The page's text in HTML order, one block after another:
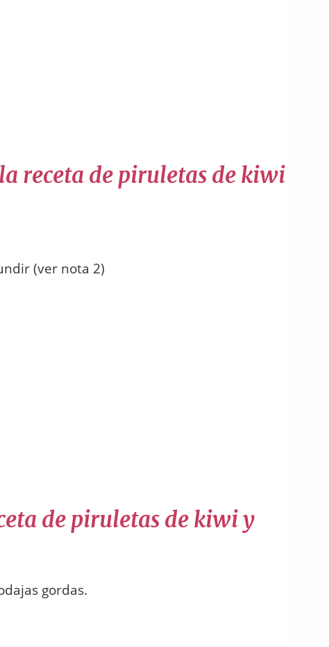
receta de piruletas de kiwi
(ver nota 2)
de piruletas de kiwi y
gordas.